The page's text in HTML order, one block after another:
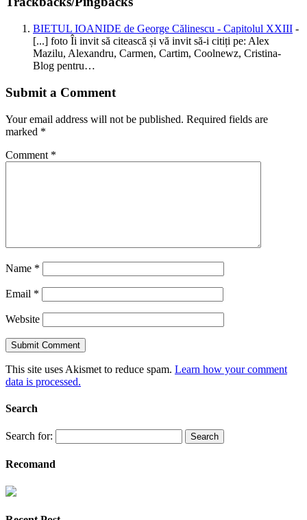
BIETUL IOANIDE de George Călinescu - Capitolul XXIII -
[...] foto Îi invit să citească și vă invit să-i citiți pe: Alex
Mazilu, Alexandru, Carmen, Cartim, Coolnewz, Cristina-
Blog pentru…
Submit a Comment
Your email address will not be published. Required fields are
marked *
Comment *
Name *
Email *
Website
This site uses Akismet to reduce spam. Learn how your comment
data is processed.
Search
Search for:
Recomand